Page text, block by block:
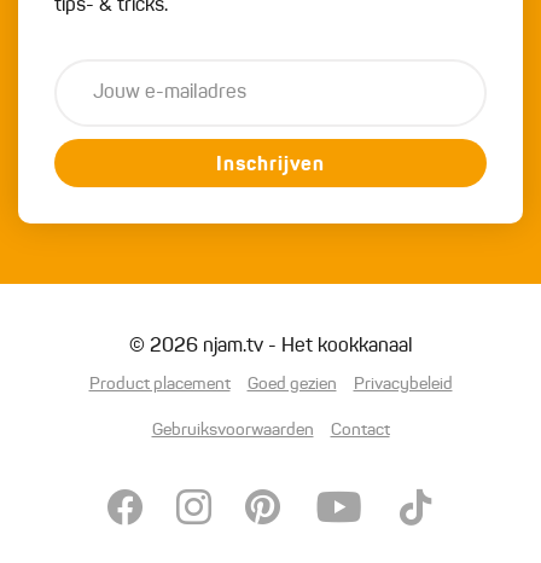
tips- & tricks.
Inschrijven
© 2026 njam.tv - Het kookkanaal
Product placement Goed gezien Privacybeleid
Gebruiksvoorwaarden Contact